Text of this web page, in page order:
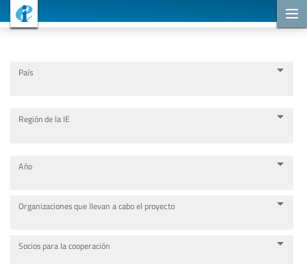
País
Región de la IE
Año
Organizaciones que llevan a cabo el proyecto
Socios para la cooperación